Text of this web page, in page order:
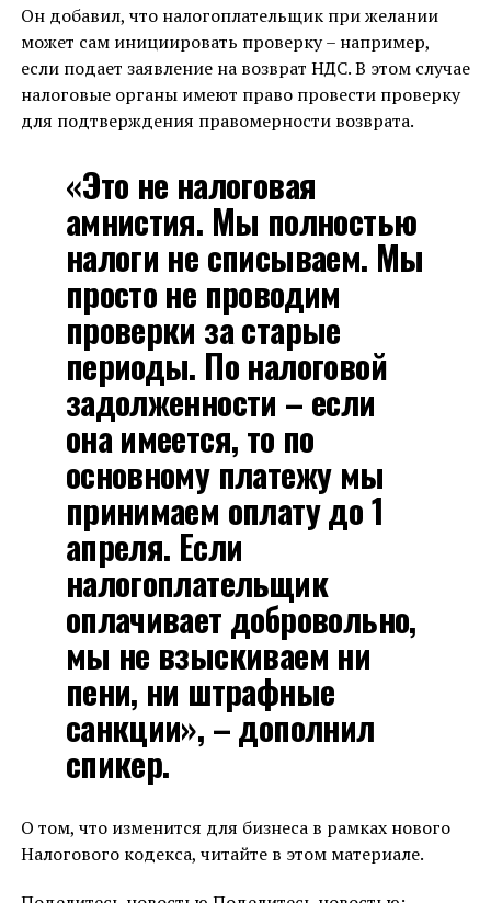
Он добавил, что налогоплательщик при желании
может сам инициировать проверку – например,
если подает заявление на возврат НДС. В этом случае
налоговые органы имеют право провести проверку
для подтверждения правомерности возврата.
«Это не налоговая
амнистия. Мы полностью
налоги не списываем. Мы
просто не проводим
проверки за старые
периоды. По налоговой
задолженности – если
она имеется, то по
основному платежу мы
принимаем оплату до 1
апреля. Если
налогоплательщик
оплачивает добровольно,
мы не взыскиваем ни
пени, ни штрафные
санкции», – дополнил
спикер.
О том, что изменится для бизнеса в рамках нового
Налогового кодекса, читайте в этом материале.